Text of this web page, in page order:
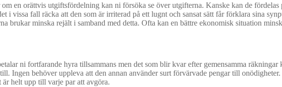
en orättvis utgiftsfördelning kan ni försöka se över utgifterna. Kanske kan de
i vissa fall räcka att den som är irriterad på ett lugnt och sansat sätt får förklara sina
brukar minska rejält i samband med detta. Ofta kan en bättre ekonomisk situation
ni fortfarande hyra tillsammans men det som blir kvar efter gemensamma räkningar
Ingen behöver uppleva att den annan använder surt förvärvade pengar till
är helt upp till varje par att avgöra.